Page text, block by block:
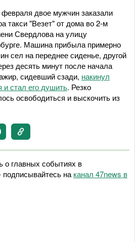
двое мужчин заказали
такси "Везет" от дома во 2-м
Свердлова на улицу
Машина прибыла примерно
сел на переднее сиденье, другой
десять минут после начала
сидевший сзади, накинул
стал его душить. Резко
освободиться и выскочить из
о главных событиях в
подписывайтесь на канал 47news в